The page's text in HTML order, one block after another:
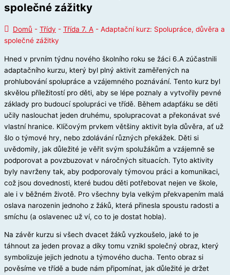
společné zážitky
Domů - Třídy - Třída 7. A - Adaptační kurz: Spolupráce, důvěra a
společné zážitky
Hned v prvním týdnu nového školního roku se žáci 6.A zúčastnili
adaptačního kurzu, který byl plný aktivit zaměřených na
prohlubování spolupráce a vzájemného poznávání. Tento kurz byl
skvělou příležitostí pro děti, aby se lépe poznaly a vytvořily pevné
základy pro budoucí spolupráci ve třídě. Během adapťáku se děti
učily naslouchat jeden druhému, spolupracovat a překonávat své
vlastní hranice. Klíčovým prvkem většiny aktivit byla důvěra, ať už
šlo o týmové hry, nebo zdolávání různých překážek. Děti si
uvědomily, jak důležité je věřit svým spolužákům a vzájemně se
podporovat a povzbuzovat v náročných situacích. Tyto aktivity
byly navrženy tak, aby podporovaly týmovou práci a komunikaci,
což jsou dovednosti, které budou děti potřebovat nejen ve škole,
ale i v běžném životě. Pro všechny byla velkým překvapením malá
oslava narozenin jednoho z žáků, která přinesla spoustu radosti a
smíchu (a oslavenec už ví, co to je dostat hobla).
Na závěr kurzu si všech dvacet žáků vyzkoušelo, jaké to je
táhnout za jeden provaz a díky tomu vznikl společný obraz, který
symbolizuje jejich jednotu a týmového ducha. Tento obraz si
pověsíme ve třídě a bude nám připomínat, jak důležité je držet